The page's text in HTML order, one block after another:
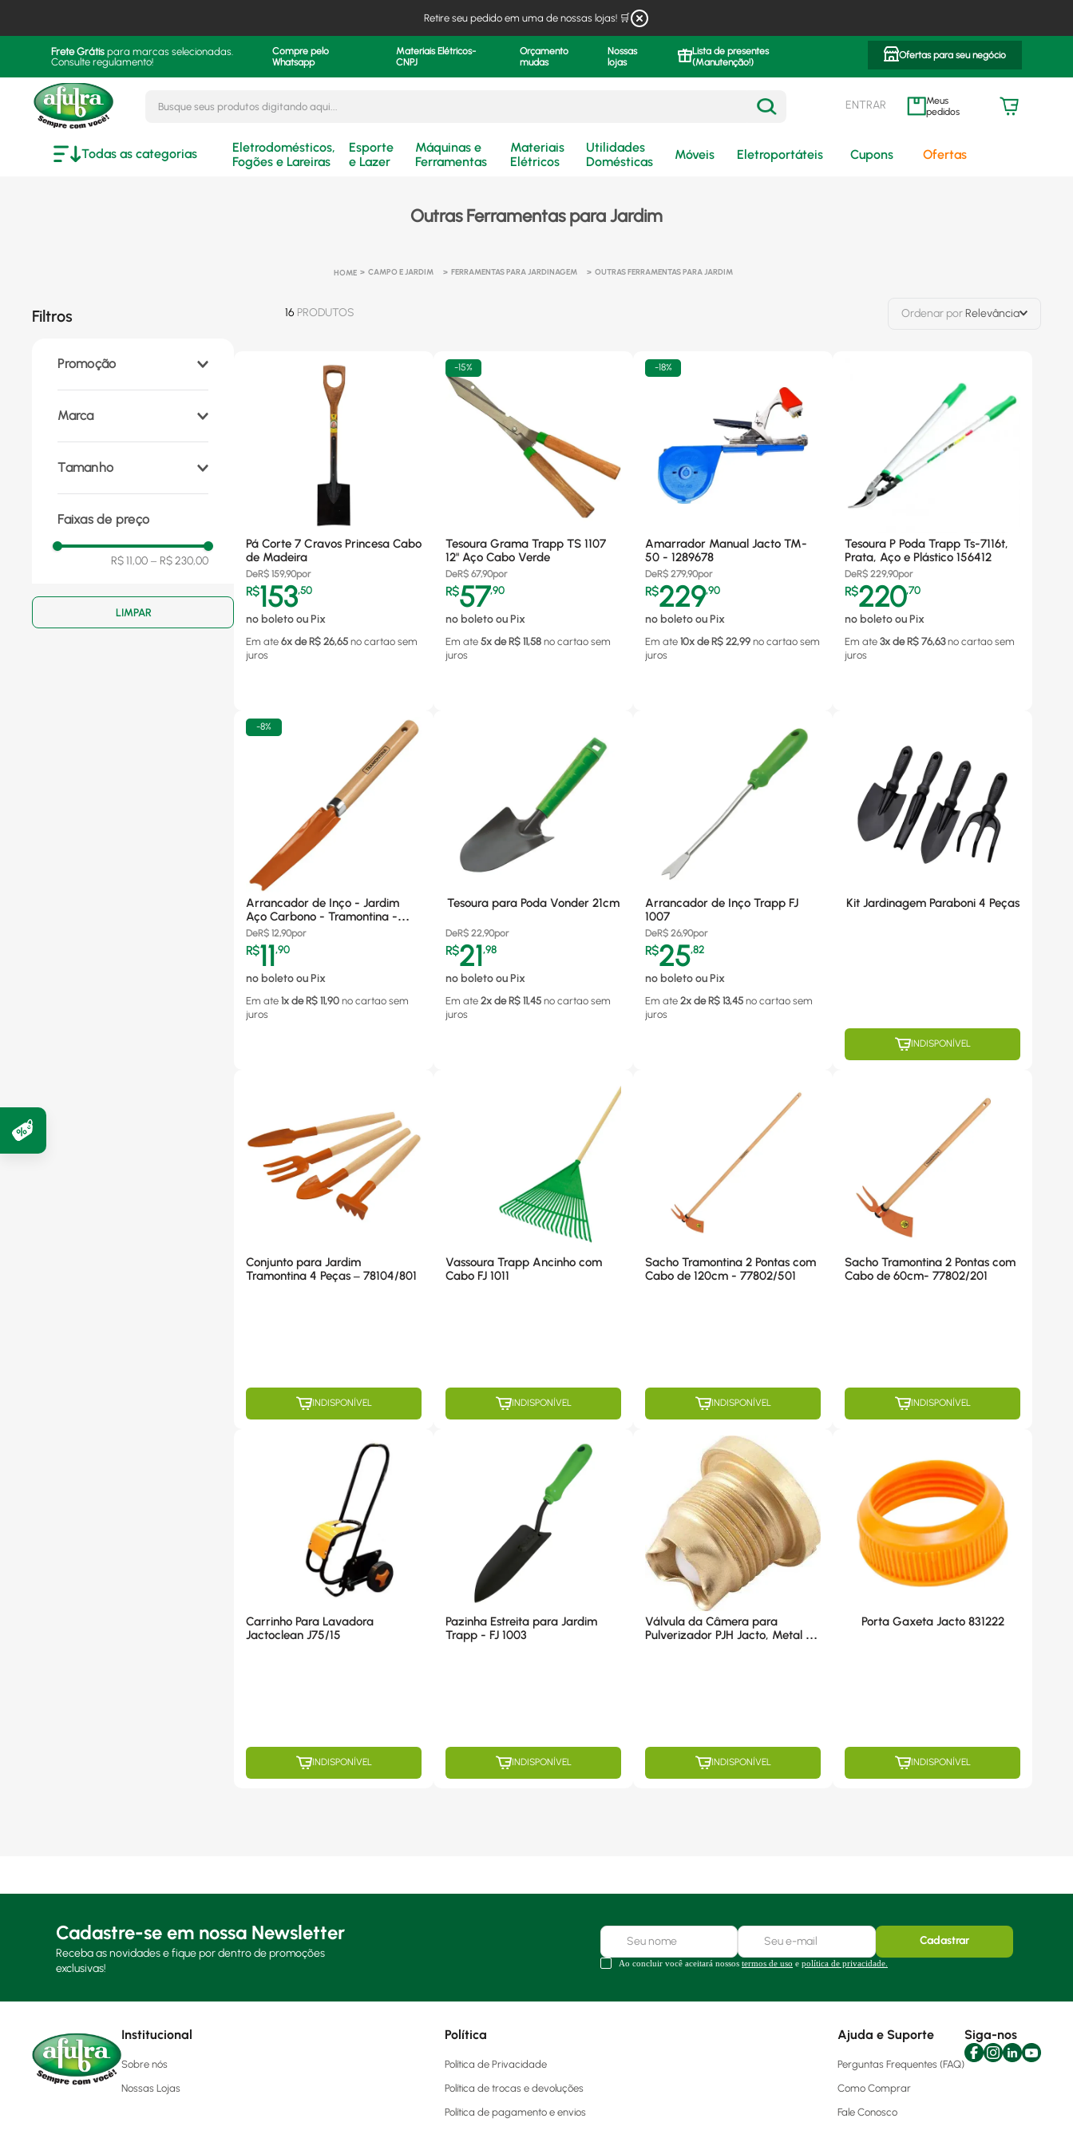
Retire seu pedido em uma de nossas lojas! 🛒
Frete Grátis para marcas selecionadas.
Consulte regulamento!
Compre pelo
Whatsapp
Materiais Elétricos-
CNPJ
Orçamento
mudas
Nossas
lojas
Lista de presentes
(Manutenção!)
Ofertas para seu negócio
ENTRAR meus pedidos
Todas as categorias
Eletrodomésticos,
Fogões e Lareiras
Esporte
e Lazer
Máquinas e
Ferramentas
Materiais
Elétricos
Utilidades
Domésticas
Móveis Eletroportáteis Cupons Ofertas
Outras Ferramentas para Jardim
CAMPO E JARDIM FERRAMENTAS PARA JARDINAGEM OUTRAS FERRAMENTAS PARA JARDIM
Filtros
Promoção
Marca
Tramontina
Paraboni (1)
Tamanho
32 cm ( 1)
Faixas de preço
R$ 11,00 – R$ 230,00
16 PRODUTOS Ordenar porRelevância
Pá Corte 7 Cravos Princesa Cabo
de Madeira
DeR$ 159,90por
R$153,50
no boleto ou Pix
Em ate 6x de R$ 26,65 no cartao sem
juros
-15%
Tesoura Grama Trapp TS 1107
12" Aço Cabo Verde
DeR$ 67,90por
R$57,90
no boleto ou Pix
Em ate 5x de R$ 11,58 no cartao sem
juros
-18%
Amarrador Manual Jacto TM-
50 - 1289678
DeR$ 279,90por
R$229,90
no boleto ou Pix
Em ate 10x de R$ 22,99 no cartao sem
juros
Tesoura P Poda Trapp Ts-7116t,
Prata, Aço e Plástico 156412
DeR$ 229,90por
R$220,70
no boleto ou Pix
Em ate 3x de R$ 76,63 no cartao sem
juros
-8%
Arrancador de Inço - Jardim
Aço Carbono - Tramontina -
Cabo de Madeira
DeR$ 12,90por
R$11,90
no boleto ou Pix
Em ate 1x de R$ 11,90 no cartao sem
juros
Tesoura para Poda Vonder 21cm
DeR$ 22,90por
R$21,98
no boleto ou Pix
Em ate 2x de R$ 11,45 no cartao sem
juros
Arrancador de Inço Trapp FJ
1007
DeR$ 26,90por
R$25,82
no boleto ou Pix
Em ate 2x de R$ 13,45 no cartao sem
juros
Kit Jardinagem Paraboni 4 Peças
INDISPONÍVEL
Conjunto para Jardim
Tramontina 4 Peças – 78104/801
INDISPONÍVEL
Vassoura Trapp Ancinho com
Cabo FJ 1011
INDISPONÍVEL
Sacho Tramontina 2 Pontas com
Cabo de 120cm - 77802/501
INDISPONÍVEL
Sacho Tramontina 2 Pontas com
Cabo de 60cm- 77802/201
INDISPONÍVEL
Carrinho Para Lavadora
Jactoclean J75/15
INDISPONÍVEL
Pazinha Estreita para Jardim
Trapp - FJ 1003
INDISPONÍVEL
Válvula da Câmera para
Pulverizador PJH Jacto, Metal -
INDISPONÍVEL
Porta Gaxeta Jacto 831222
INDISPONÍVEL
Cadastre-se em nossa Newsletter
Receba as novidades e fique por dentro de promoções
exclusivas!
Cadastrar
Ao concluir você aceitará nossos termos de uso e política de privacidade.
Institucional
Sobre nós
Nossas Lojas
Política
Política de Privacidade
Política de trocas e devoluções
Política de pagamento e envios
Ajuda e Suporte
Perguntas Frequentes (FAQ)
Como Comprar
Fale Conosco
Siga-nos